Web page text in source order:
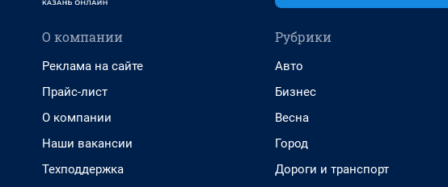
О компании
Реклама на сайте
Прайс-лист
О компании
Наши вакансии
Техподдержка
Рубрики
Авто
Бизнес
Весна
Город
Дороги и транспорт